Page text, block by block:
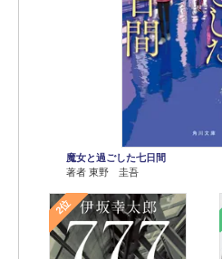
魔女と過ごした七日間
著者 東野 圭吾
2位